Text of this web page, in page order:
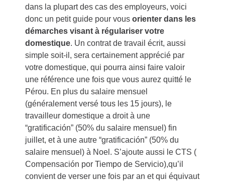
dans la plupart des cas des employeurs, voici
donc un petit guide pour vousorienter dans les
démarches visant à régulariser votre
domestique. Un contrat de travail écrit, aussi
simple soit-il, sera certainement apprécié par
votre domestique, qui pourra ainsi faire valoir
une référence une fois que vous aurez quitté le
Pérou. En plus du salaire mensuel
(généralement versé tous les 15 jours), le
travailleur domestique a droit à une
“gratificación” (50% du salaire mensuel) fin
juillet, et à une autre “gratificación” (50% du
salaire mensuel) à Noel. S’ajoute aussi le CTS (
Compensación por Tiempo de Servicio),qu’il
convient de verser une fois par an et qui équivaut